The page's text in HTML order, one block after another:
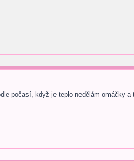
počasí, když je teplo nedělám omáčky